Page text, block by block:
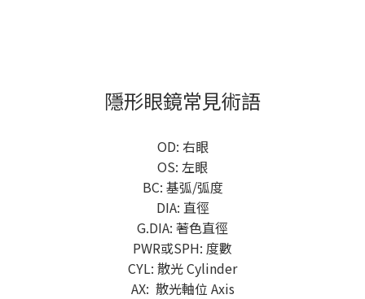
隱形眼鏡常見術語
OD: 右眼
OS: 左眼
BC: 基弧/弧度
DIA: 直徑
G.DIA: 著色直徑
PWR或SPH: 度數
CYL: 散光 Cylinder
AX: 散光軸位 Axis